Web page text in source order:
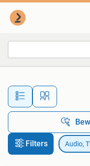
Filters Audio,